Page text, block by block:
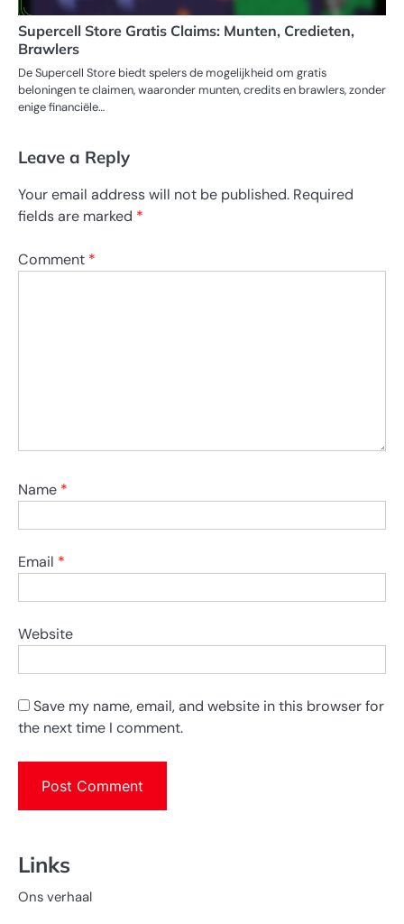
Supercell Store Gratis Claims: Munten, Credieten,
Brawlers
De Supercell Store biedt spelers de mogelijkheid om gratis
beloningen te claimen, waaronder munten, credits en brawlers, zonder
enige financiële…
Leave a Reply
Your email address will not be published. Required
fields are marked *
Comment *
Name *
Email *
Website
Save my name, email, and website in this browser for
the next time I comment.
Links
Ons verhaal